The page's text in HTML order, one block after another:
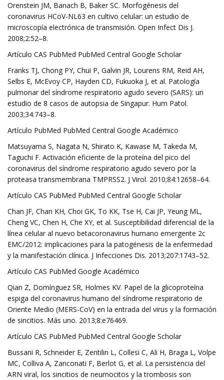
Orenstein JM, Banach B, Baker SC. Morfogénesis del
coronavirus HCoV-NL63 en cultivo celular: un estudio de
microscopía electrónica de transmisión. Open Infect Dis J.
2008;2:52–8.
Artículo CAS PubMed PubMed Central Google Scholar
Franks TJ, Chong PY, Chui P, Galvin JR, Lourens RM, Reid AH,
Selbs E, McEvoy CP, Hayden CD, Fukuoka J, et al. Patología
pulmonar del síndrome respiratorio agudo severo (SARS): un
estudio de 8 casos de autopsia de Singapur. Hum Patol.
2003;34:743–8.
Artículo PubMed PubMed Central Google Académico
Matsuyama S, Nagata N, Shirato K, Kawase M, Takeda M,
Taguchi F. Activación eficiente de la proteína del pico del
coronavirus del síndrome respiratorio agudo severo por la
proteasa transmembrana TMPRSS2. J Virol. 2010;84:12658–64.
Artículo CAS PubMed PubMed Central Google Scholar
Chan JF, Chan KH, Choi GK, To KK, Tse H, Cai JP, Yeung ML,
Cheng VC, Chen H, Che XY, et al. Susceptibilidad diferencial de la
línea celular al nuevo betacoronavirus humano emergente 2c
EMC/2012: implicaciones para la patogénesis de la enfermedad
y la manifestación clínica. J Infecciones Dis. 2013;207:1743–52.
Artículo CAS PubMed Google Académico
Qian Z, Domínguez SR, Holmes KV. Papel de la glicoproteína
espiga del coronavirus humano del síndrome respiratorio de
Oriente Medio (MERS-CoV) en la entrada del virus y la formación
de sincitios. Más uno. 2013;8:e76469.
Artículo CAS PubMed PubMed Central Google Scholar
Bussani R, Schneider E, Zentilin L, Collesi C, Ali H, Braga L, Volpe
MC, Colliva A, Zanconati F, Berlot G, et al. La persistencia del
ARN viral, los sincitios de neumocitos y la trombosis son